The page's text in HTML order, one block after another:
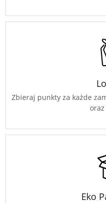
Zbieraj punkty za każde
Eko